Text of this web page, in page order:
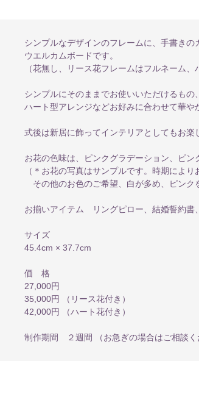
シンプルなデザインのフレームに、手書き
ウエルカムボードです。
（花無し、リース花フレームはフルネーム
シンプルにそのままでお使いいただけるもの
ハート型アレンジなどお好みに合わせて華や
式後は新居に飾ってインテリアとしてもお楽
お花の色味は、ピンクグラデーション、ピン
（＊お花の写真はサンプルです。時期によ
その他のお色のご希望、白が多め、ピンク
お揃いアイテム リングピロー、結婚誓約書
サイズ
45.4cm × 37.7cm
価 格
27,000円
35,000円 （リース花付き）
42,000円 （ハート花付き）
制作期間 ２週間 （お急ぎの場合はご相談